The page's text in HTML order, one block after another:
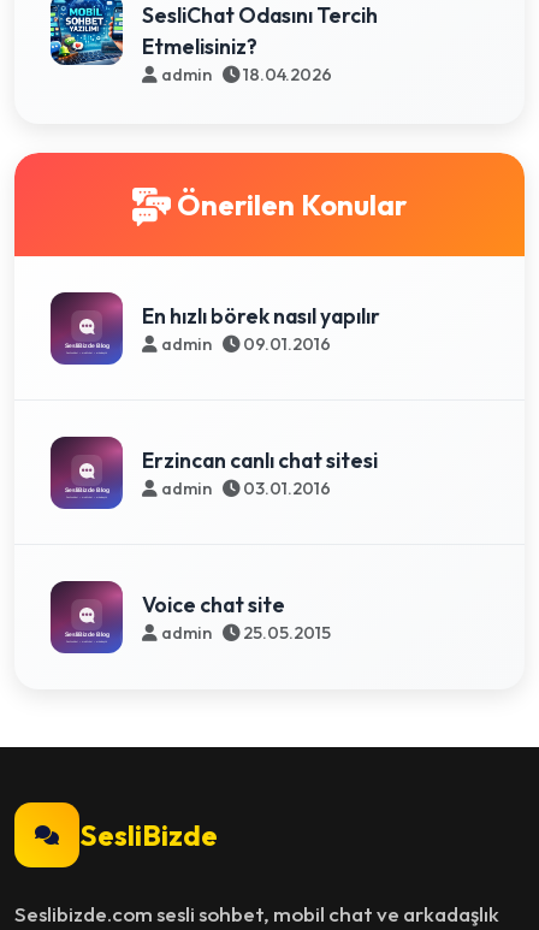
SesliChat Odasını Tercih
Etmelisiniz?
admin 18.04.2026
Önerilen Konular
En hızlı börek nasıl yapılır
admin 09.01.2016
Erzincan canlı chat sitesi
admin 03.01.2016
Voice chat site
admin 25.05.2015
SesliBizde
Seslibizde.com sesli sohbet, mobil chat ve arkadaşlık